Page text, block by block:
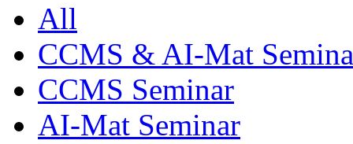
All
CCMS & AI-Mat
CCMS Seminar
AI-Mat Seminar